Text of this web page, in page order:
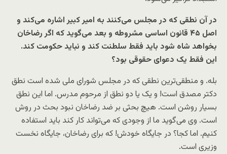
در آن نطقی که در مجلس می‌کنند به امیر کبیر اشاره می‌کند و
اصل ۴۵ قانون اساسی مشروطه و بعد می‌گوید که اگر رضاخان
بخواهد شاه شود باید فقط سلطنت کند و نباید حکومت کند.
این فقط یک دعوای حقوقی بود؟
بله. و منطقی‌‌ترین نطقی که در مجلس شورای ملی شده است نطق
دکتر مصدق است! و یک یا دو نطق از مرحوم مدرس. اما این نطق
بسیار روشن است. هیچ بحثی بر ضد رضاخان نبود بحث در روش
است. وی می‌گوید ما از وجودی که می‌تواند کار کند باید استفاده
کنیم. اما کجا؟ در جایگاه خودش! که برای رضاخان، جایگاه نخست
وزیری است.